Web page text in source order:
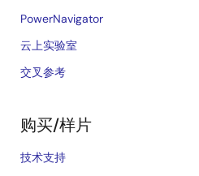
PowerNavigator
云上实验室
交叉参考
购买/样片
技术支持